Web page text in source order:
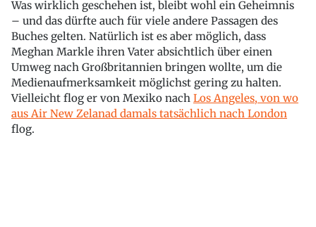
Was wirklich geschehen ist, bleibt wohl ein Geheimnis
– und das dürfte auch für viele andere Passagen des
Buches gelten. Natürlich ist es aber möglich, dass
Meghan Markle ihren Vater absichtlich über einen
Umweg nach Großbritannien bringen wollte, um die
Medienaufmerksamkeit möglichst gering zu halten.
Vielleicht flog er von Mexiko nach Los Angeles, von wo
aus Air New Zelanad damals tatsächlich nach London
flog.